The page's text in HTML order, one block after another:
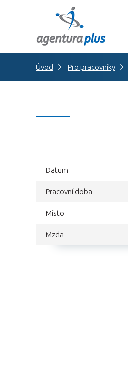
Úvod Pro pracovníky
Datum
Pracovní doba
Místo
Mzda